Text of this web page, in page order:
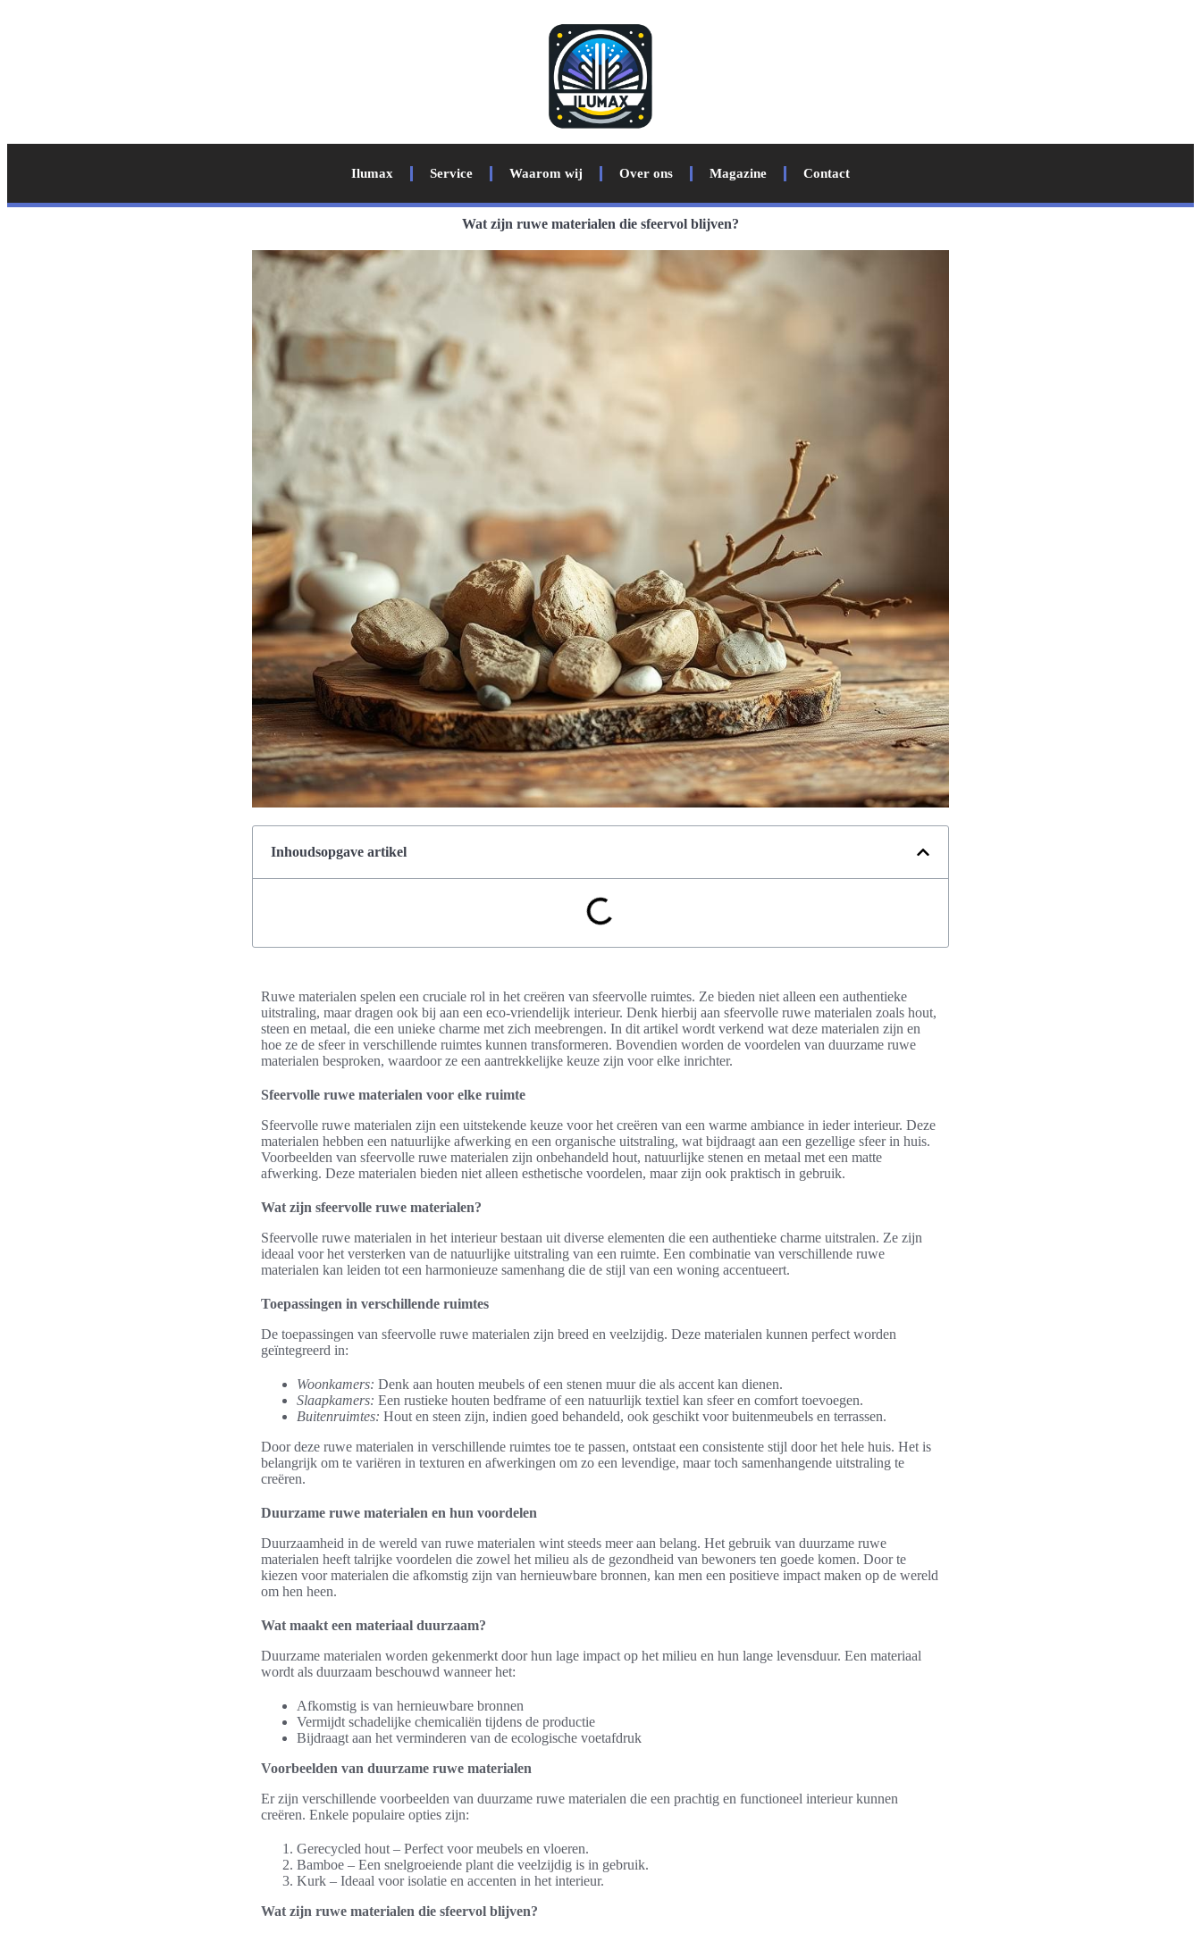
Ilumax Service Waarom wij Over ons Magazine Contact
Wat zijn ruwe materialen die sfeervol blijven?
Inhoudsopgave artikel
Ruwe materialen spelen een cruciale rol in het creëren van sfeervolle ruimtes. Ze bieden niet alleen een authentieke
uitstraling, maar dragen ook bij aan een eco-vriendelijk interieur. Denk hierbij aan sfeervolle ruwe materialen zoals hout,
steen en metaal, die een unieke charme met zich meebrengen. In dit artikel wordt verkend wat deze materialen zijn en
hoe ze de sfeer in verschillende ruimtes kunnen transformeren. Bovendien worden de voordelen van duurzame ruwe
materialen besproken, waardoor ze een aantrekkelijke keuze zijn voor elke inrichter.
Sfeervolle ruwe materialen voor elke ruimte
Sfeervolle ruwe materialen zijn een uitstekende keuze voor het creëren van een warme ambiance in ieder interieur. Deze
materialen hebben een natuurlijke afwerking en een organische uitstraling, wat bijdraagt aan een gezellige sfeer in huis.
Voorbeelden van sfeervolle ruwe materialen zijn onbehandeld hout, natuurlijke stenen en metaal met een matte
afwerking. Deze materialen bieden niet alleen esthetische voordelen, maar zijn ook praktisch in gebruik.
Wat zijn sfeervolle ruwe materialen?
Sfeervolle ruwe materialen in het interieur bestaan uit diverse elementen die een authentieke charme uitstralen. Ze zijn
ideaal voor het versterken van de natuurlijke uitstraling van een ruimte. Een combinatie van verschillende ruwe
materialen kan leiden tot een harmonieuze samenhang die de stijl van een woning accentueert.
Toepassingen in verschillende ruimtes
De toepassingen van sfeervolle ruwe materialen zijn breed en veelzijdig. Deze materialen kunnen perfect worden
geïntegreerd in:
Woonkamers: Denk aan houten meubels of een stenen muur die als accent kan dienen.
Slaapkamers: Een rustieke houten bedframe of een natuurlijk textiel kan sfeer en comfort toevoegen.
Buitenruimtes: Hout en steen zijn, indien goed behandeld, ook geschikt voor buitenmeubels en terrassen.
Door deze ruwe materialen in verschillende ruimtes toe te passen, ontstaat een consistente stijl door het hele huis. Het is
belangrijk om te variëren in texturen en afwerkingen om zo een levendige, maar toch samenhangende uitstraling te
creëren.
Duurzame ruwe materialen en hun voordelen
Duurzaamheid in de wereld van ruwe materialen wint steeds meer aan belang. Het gebruik van duurzame ruwe
materialen heeft talrijke voordelen die zowel het milieu als de gezondheid van bewoners ten goede komen. Door te
kiezen voor materialen die afkomstig zijn van hernieuwbare bronnen, kan men een positieve impact maken op de wereld
om hen heen.
Wat maakt een materiaal duurzaam?
Duurzame materialen worden gekenmerkt door hun lage impact op het milieu en hun lange levensduur. Een materiaal
wordt als duurzaam beschouwd wanneer het:
Afkomstig is van hernieuwbare bronnen
Vermijdt schadelijke chemicaliën tijdens de productie
Bijdraagt aan het verminderen van de ecologische voetafdruk
Voorbeelden van duurzame ruwe materialen
Er zijn verschillende voorbeelden van duurzame ruwe materialen die een prachtig en functioneel interieur kunnen
creëren. Enkele populaire opties zijn:
Gerecycled hout – Perfect voor meubels en vloeren.
Bamboe – Een snelgroeiende plant die veelzijdig is in gebruik.
Kurk – Ideaal voor isolatie en accenten in het interieur.
Wat zijn ruwe materialen die sfeervol blijven?